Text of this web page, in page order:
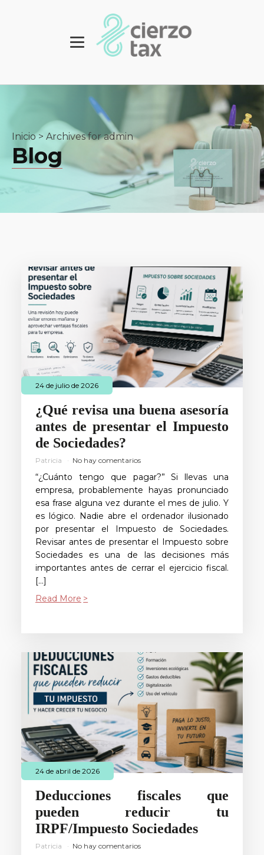
Inicio> Archives for admin
Blog
24 de julio de 2026
¿Qué revisa una buena asesoría
antes de presentar el Impuesto
de Sociedades?
Patricia No hay comentarios
“¿Cuánto tengo que pagar?” Si llevas una
empresa, probablemente hayas pronunciado
esa frase alguna vez durante el mes de julio. Y
es lógico. Nadie abre el ordenador ilusionado
por presentar el Impuesto de Sociedades.
Revisar antes de presentar el Impuesto sobre
Sociedades es una de las decisiones más
importantes antes de cerrar el ejercicio fiscal.
[…]
Read More
24 de abril de 2026
Deducciones fiscales que
pueden reducir tu
IRPF/Impuesto Sociedades
Patricia No hay comentarios